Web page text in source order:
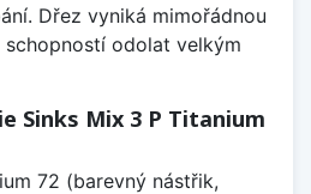
Dřez vyniká mimořádnou
odolat velkým
Sinks Mix 3 P Titanium
72 (barevný nástřik,